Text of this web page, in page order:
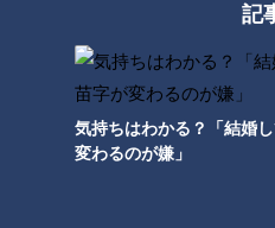
記
気持ちはわかる？「結婚
変わるのが嫌」
【道マニア】伊豆スカイライ
ン・廃墟ドライブインに特別許
可を得て潜入【道との遭遇】